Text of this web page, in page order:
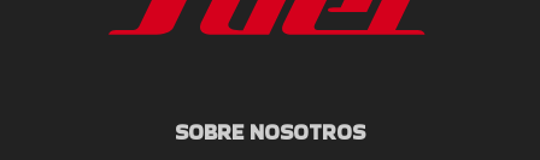
SOBRE NOSOTROS